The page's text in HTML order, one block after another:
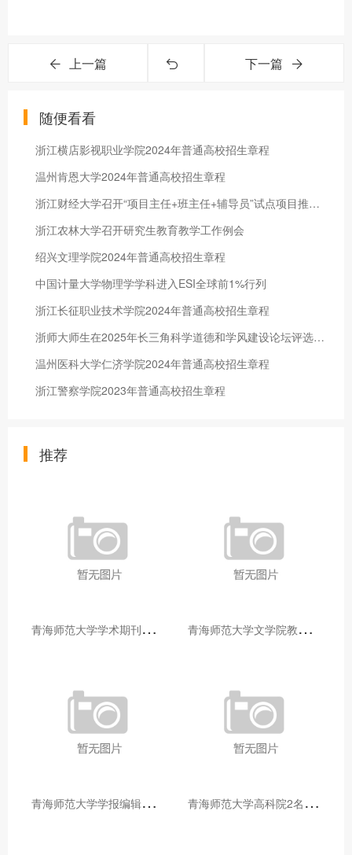
上一篇 下一篇
随便看看
浙江横店影视职业学院2024年普通高校招生章程
温州肯恩大学2024年普通高校招生章程
浙江财经大学召开“项目主任+班主任+辅导员”试点项目推进会
浙江农林大学召开研究生教育教学工作例会
绍兴文理学院2024年普通高校招生章程
中国计量大学物理学学科进入ESI全球前1%行列
浙江长征职业技术学院2024年普通高校招生章程
浙师大师生在​2025年长三角科学道德和学风建设论坛评选中喜获佳绩
温州医科大学仁济学院2024年普通高校招生章程
浙江警察学院2023年普通高校招生章程
推荐
青
海师范大学学术期刊两个专栏入选2025年青海省期刊重点专栏 青
海师范大学文学院教师赴山东省相关高校和学术机构交流学习
青
海师范大学学报编辑部赴大通县城关镇上毛佰胜村开展帮扶慰问活动 青
海师范大学高科院2名专家当选中国科学院院士